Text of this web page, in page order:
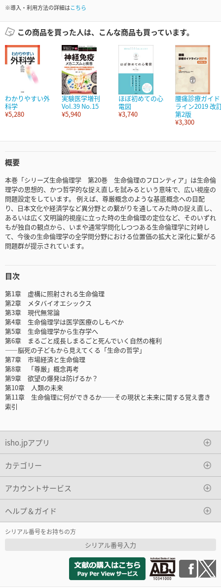
※導入・利用方法の詳細はこちら
この商品を買った人は、こんな商品も買っています。
わかりやすい外
科学
¥5,280
実験医学増刊
Vol.39 No.15
¥5,940
ほぼ初めての心
電図
¥3,740
腰痛診療ガイド
ライン2019 改
第2版
¥3,300
概要
本巻「シリーズ生命倫理学 第20巻 生命倫理のフロンティア」は生命倫
理学の思想的、かつ哲学的な捉え直しを試みるという意味で、広い視座の
問題設定をしています。 例えば、尊厳概念のような基底概念への目配
り、日本文化や経済学など異分野との繋がりを通してみた時の捉え直し、
あるいは広く文明論的視座に立った時の生命倫理の定位など、そのいずれ
もが独自の観点から、いまや通常学問化しつつある生命倫理学に対峙し
て、今後の生命倫理学の全学問分野における位置価の拡大と深化に繋がる
問題群が提示されています。
目次
第1章 虚構に照射される生命倫理
第2章 メタバイオエシックス
第3章 現代無常論
第4章 生命倫理学は医学医療のしもべか
第5章 生命倫理学から生存学へ
第6章 まるごと成長しまるごと死んでいく自然の権利
――脳死の子どもから見えてくる「生命の哲学」
第7章 市場経済と生命倫理
第8章 「尊厳」概念再考
第9章 欲望の爆発は防げるか？
第10章 人類の未来
第11章 生命倫理に何ができるか――その現状と未来に関する覚え書き
索引
isho.jpアプリ
カテゴリー
アカウントサービス
ヘルプ＆ガイド
シリアル番号をお持ちの方
シリアル番号入力